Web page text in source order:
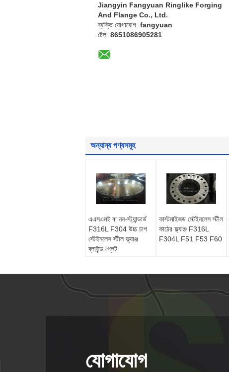
Jiangyin Fangyuan Ringlike Forging
And Flange Co., Ltd.
ব্যক্তি যোগাযোগ: fangyuan
টেল: 8651086905281
অন্যান্য পণ্যসমূহ
এএসএমই বা নন-স্ট্যান্ডার্ড
F316L F304 উচ্চ চাপ
স্টেইনলেস স্টীল ফ্ল্যাঞ্জ
ব্লাইন্ড প্লেট
কাস্টমাইজড স্টেইনলেস স্টীল
কাঠের ফ্ল্যাঞ্জ F316L
F304L F51 F53 F60
যোগাযোগ